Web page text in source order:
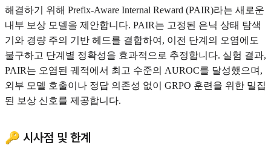
해결하기 위해 Prefix-Aware Internal Reward (PAIR)라는 새로운
내부 보상 모델을 제안합니다. PAIR는 고정된 은닉 상태 탐색
기와 경량 주의 기반 헤드를 결합하여, 이전 단계의 오염에도
불구하고 단계별 정확성을 효과적으로 추정합니다. 실험 결과,
PAIR는 오염된 궤적에서 최고 수준의 AUROC를 달성했으며,
외부 모델 호출이나 정답 의존성 없이 GRPO 훈련을 위한 밀집
된 보상 신호를 제공합니다.
🔑 시사점 및 한계